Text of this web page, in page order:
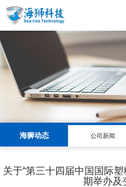
海狮动态 公司新闻
关于“第三十四届中国国际
期举办及